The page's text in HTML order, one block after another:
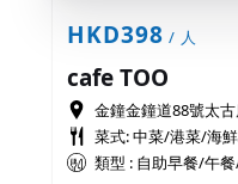
HKD398 / 人
cafe TOO
金鐘金鐘道88號太
菜式: 中菜/港菜/海
類型 : 自助早餐/午